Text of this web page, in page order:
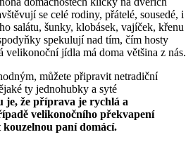
se celé rodiny, přátelé, sousedé, i
salátu, šunky, klobásek, vajíček, křenu
spekulují nad tím, čím hosty
velikonoční jídla má doma většina z nás.
můžete připravit netradiční
ty jednohubky a syté
je, že příprava je rychlá a
velikonočního překvapení
paní domácí.